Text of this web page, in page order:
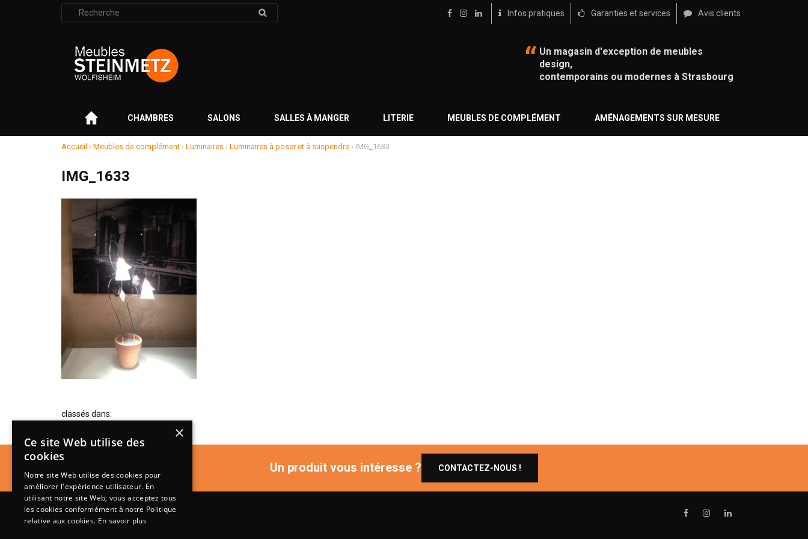
Rechercher
:
Infos pratiques Garanties et services Avis clients
Un magasin d'exception de meubles
design,
contemporains ou modernes à Strasbourg
CHAMBRES SALONS SALLES À MANGER LITERIE MEUBLES DE COMPLÉMENT AMÉNAGEMENTS SUR MESURE
Accueil › Meubles de complément › Luminaires › Luminaires à poser et à suspendre › IMG_1633
IMG_1633
classés dans:
Un produit vous intéresse ? CONTACTEZ-NOUS !
×
Ce site Web utilise des
cookies
Notre site Web utilise des cookies pour
améliorer l'expérience utilisateur. En
utilisant notre site Web, vous acceptez tous
les cookies conformément à notre Politique
relative aux cookies. En savoir plus